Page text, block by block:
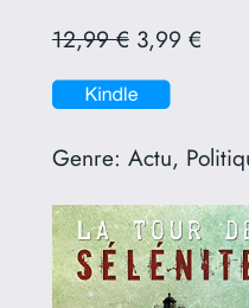
12,99 €3,99 €
Genre: Actu,